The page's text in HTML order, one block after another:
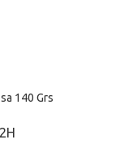
140 Grs